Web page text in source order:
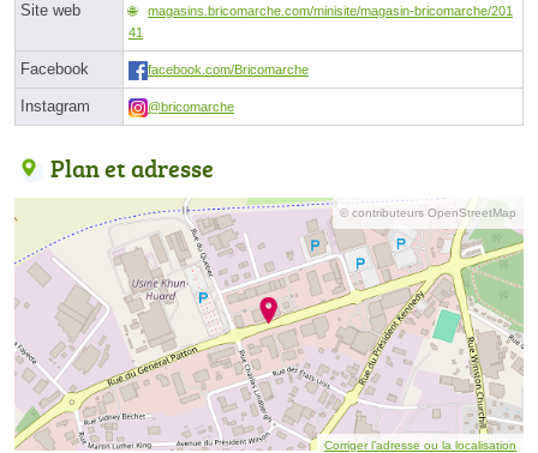
Site web
magasins.bricomarche.com/minisite/magasin-bricomarche/201
41
Facebook facebook.com/Bricomarche
Instagram @bricomarche
Plan et adresse
© contributeurs OpenStreetMap
Corriger l’adresse ou la localisation